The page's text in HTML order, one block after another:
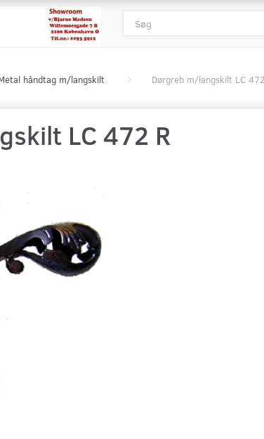
håndtag m/langskilt Dørgreb m/langskilt LC
LC 472 R